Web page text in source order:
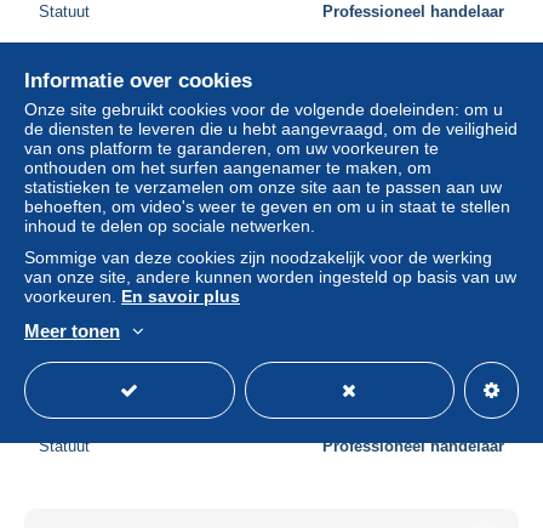
Statuut Professioneel handelaar
± US$ 6,82
Statuut Professioneel handelaar
Informatie over cookies
Onze site gebruikt cookies voor de volgende doeleinden: om u
de diensten te leveren die u hebt aangevraagd, om de veiligheid
van ons platform te garanderen, om uw voorkeuren te
onthouden om het surfen aangenamer te maken, om
statistieken te verzamelen om onze site aan te passen aan uw
behoeften, om video's weer te geven en om u in staat te stellen
inhoud te delen op sociale netwerken.
Sommige van deze cookies zijn noodzakelijk voor de werking
van onze site, andere kunnen worden ingesteld op basis van uw
voorkeuren. En savoir plus
Meer tonen